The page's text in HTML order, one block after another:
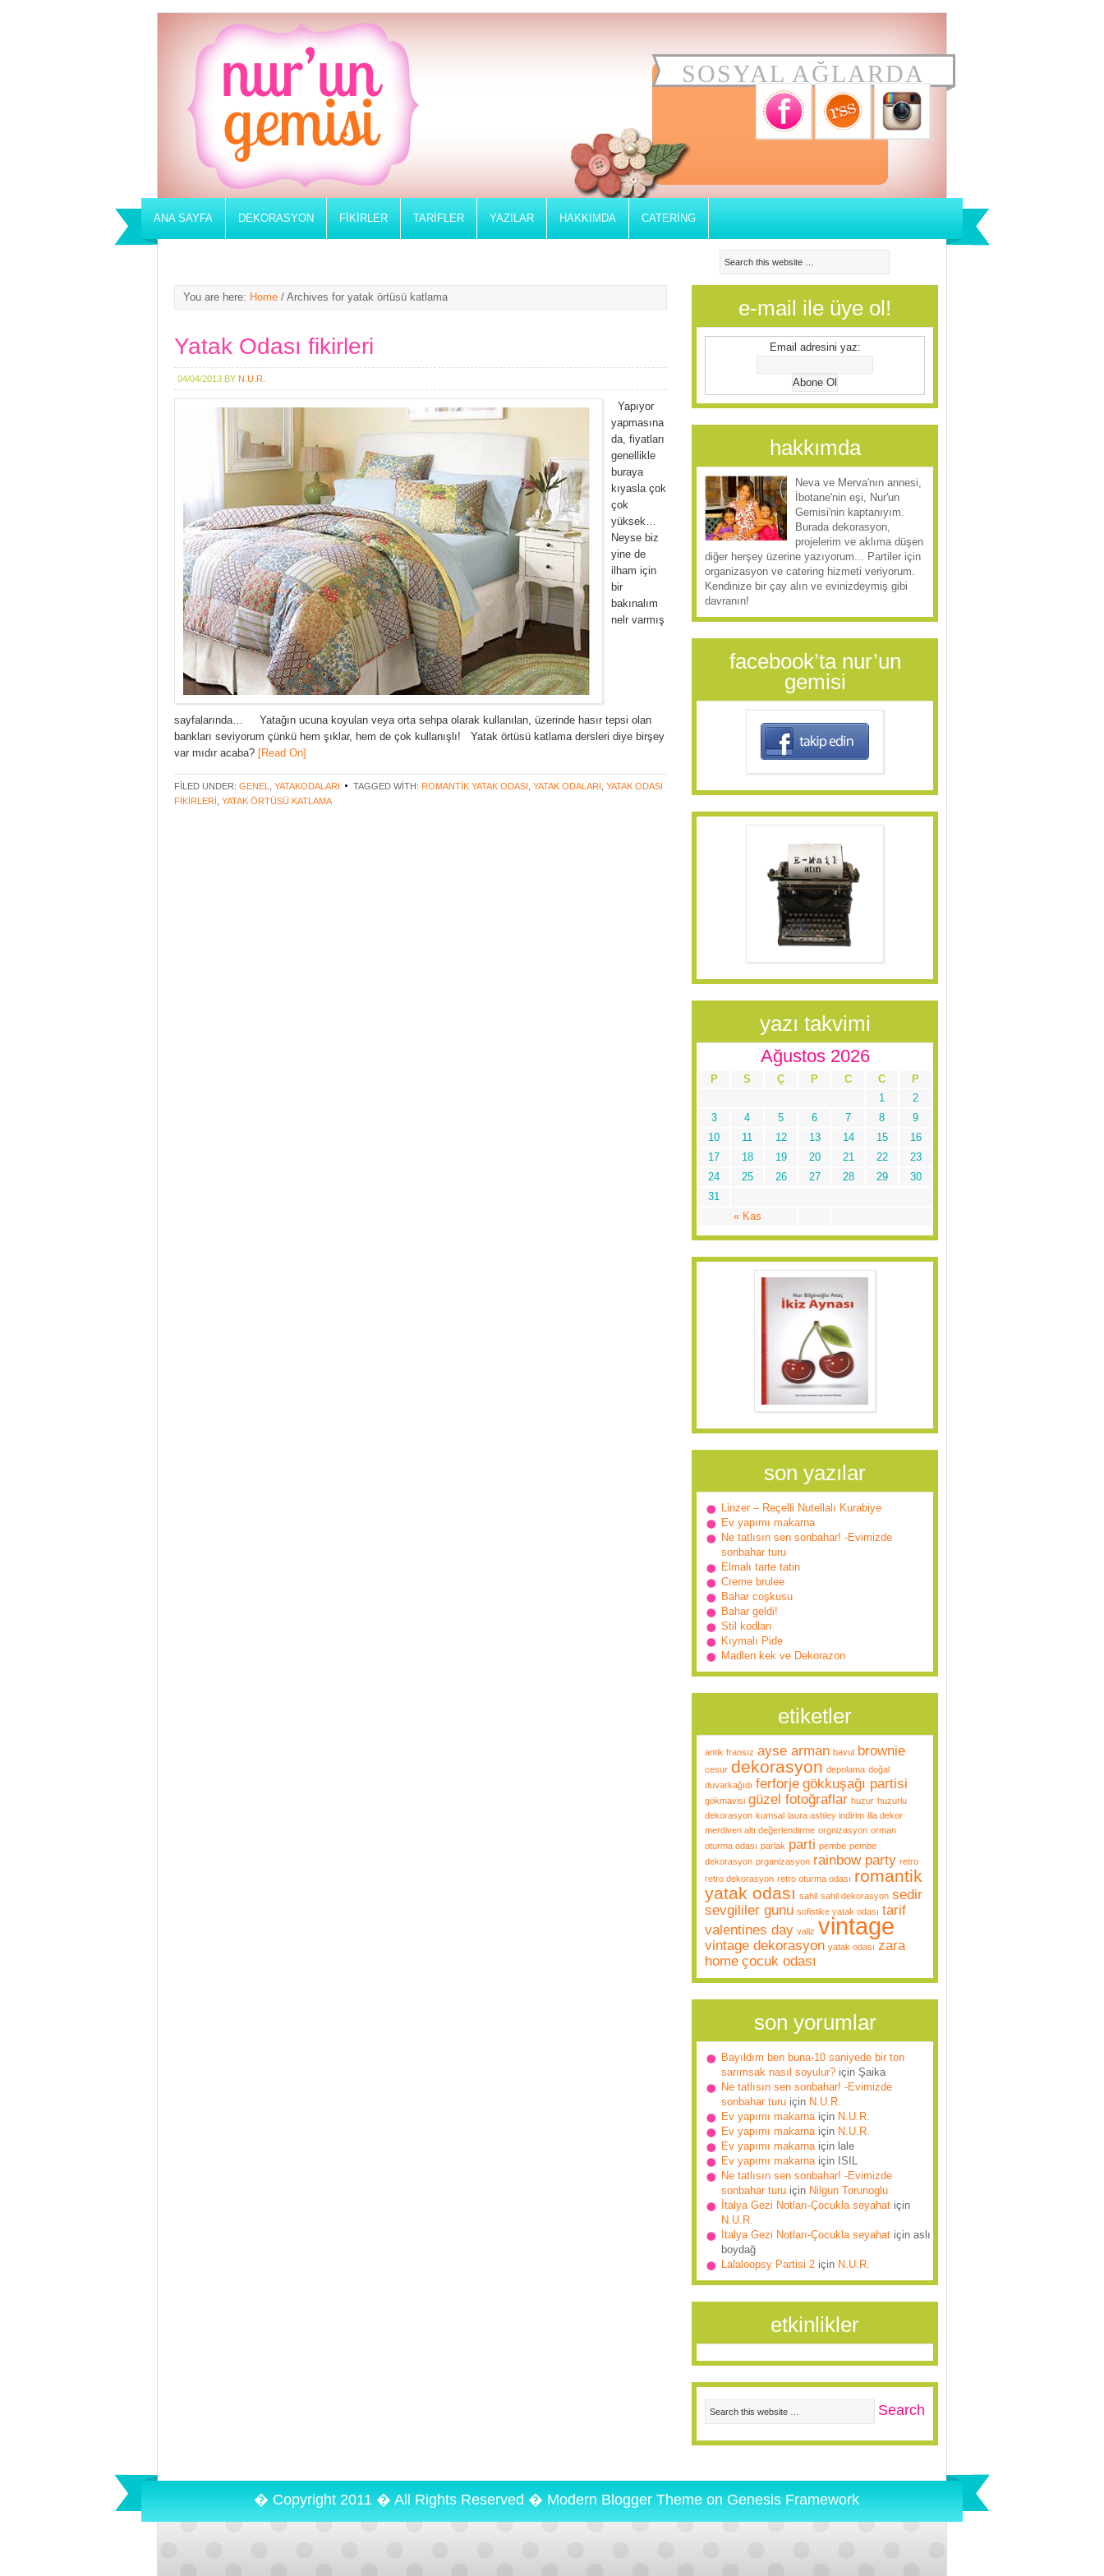
SOSYAL AĞLARDA
ANA SAYFA DEKORASYON FIKIRLER TARIFLER YAZILAR HAKKIMDA CATERING
You are here: Home / Archives for yatak örtüsü katlama
Yatak Odası fikirleri
04/04/2013 BY N.U.R.
Yapıyor
yapmasına
da, fiyatları
genellikle
buraya
kıyasla çok
çok
yüksek…
Neyse biz
yine de
ilham için
bir
bakınalım
nelr varmış
sayfalarında… Yatağın ucuna koyulan veya orta sehpa olarak kullanılan, üzerinde hasır tepsi olan
bankları seviyorum çünkü hem şıklar, hem de çok kullanışlı! Yatak örtüsü katlama dersleri diye birşey
var mıdır acaba? [Read On]
FILED UNDER: GENEL YATAKODALARI TAGGED WITH: ROMANTIK YATAK ODASI YATAK ODALARI YATAK ODASI
FIKIRLERI YATAK ÖRTÜSÜ KATLAMA
e-mail ile üye ol!
Email adresini yaz:
hakkımda
Neva ve Merva'nın annesi,
İbotane'nin eşi, Nur'un
Gemisi'nin kaptanıyım.
Burada dekorasyon,
projelerim ve aklıma düşen
diğer herşey üzerine yazıyorum... Partiler için
organizasyon ve catering hizmeti veriyorum.
Kendinize bir çay alın ve evinizdeymiş gibi
davranın!
facebook’ta nur’un
gemisi
yazı takvimi
Ağustos 2026
P S Ç P C C P
« Kas
1
2
3
4 5 6 7 8
9
10
11 12 13 14 15
16
17
18 19 20 21 22
23
24
25 26 27 28 29
30
31
son yazılar
Linzer – Reçelli Nutellalı Kurabiye
Ev yapımı makarna
Ne tatlısın sen sonbahar! -Evimizde
sonbahar turu
Elmalı tarte tatin
Creme brulee
Bahar coşkusu
Bahar geldi!
Stil kodları
Kıymalı Pide
Madlen kek ve Dekorazon
etiketler
antik fransız ayse arman bavul brownie
cesur dekorasyon depolama doğal
duvarkağıdı ferforje gökkuşağı partisi
gökmavisi güzel fotoğraflar huzur huzurlu
dekorasyon kumsal laura ashley indirim lila dekor
merdiven altı değerlendirme orgnizasyon orman
oturma odası parlak parti pembe pembe
dekorasyon prganizasyon rainbow party retro
retro dekorasyon retro oturma odası romantik
yatak odası sahil sahil dekorasyon sedir
sevgililer gunu sofistike yatak odası tarif
valentines day valiz vintage
vintage dekorasyon yatak odası zara
home çocuk odası
son yorumlar
Bayıldım ben buna-10 saniyede bir ton
sarımsak nasıl soyulur? için Şaika
Ne tatlısın sen sonbahar! -Evimizde
sonbahar turu için N.U.R.
Ev yapımı makarnaiçin N.U.R.
Ev yapımı makarnaiçin N.U.R.
Ev yapımı makarnaiçin lale
Ev yapımı makarnaiçin ISIL
Ne tatlısın sen sonbahar! -Evimizde
sonbahar turu için Nilgun Torunoglu
İtalya Gezi Notları-Çocukla seyahat için
N.U.R.
İtalya Gezi Notları-Çocukla seyahat için aslı
boydağ
Lalaloopsy Partisi 2 için N.U.R.
etkinlikler
� Copyright 2011 � All Rights Reserved � Modern Blogger Themeon Genesis Framework